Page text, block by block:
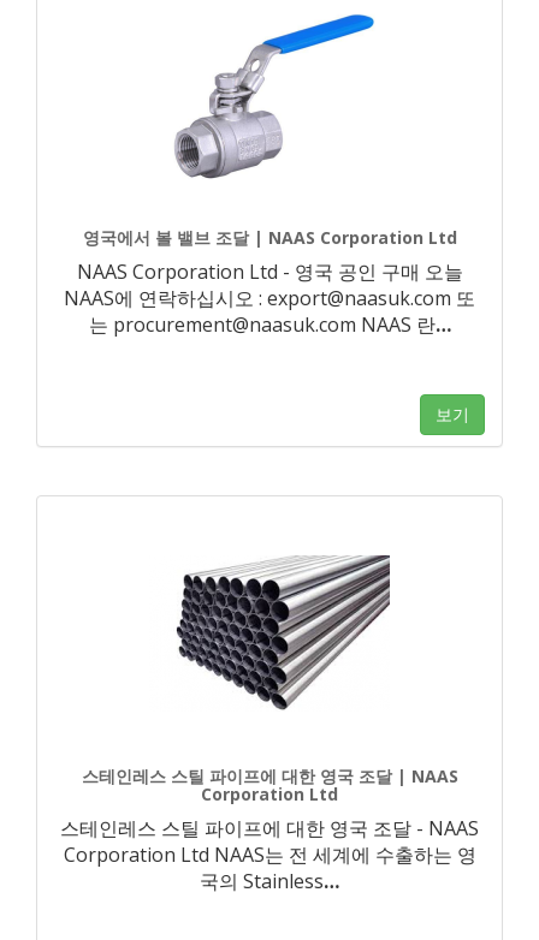
영국에서 볼 밸브 조달 | NAAS Corporation Ltd
NAAS Corporation Ltd - 영국 공인 구매 오늘
NAAS에 연락하십시오 : export@naasuk.com 또
는 procurement@naasuk.com NAAS 란…
보기
스테인레스 스틸 파이프에 대한 영국 조달 | NAAS
Corporation Ltd
스테인레스 스틸 파이프에 대한 영국 조달 - NAAS
Corporation Ltd NAAS는 전 세계에 수출하는 영
국의 Stainless…